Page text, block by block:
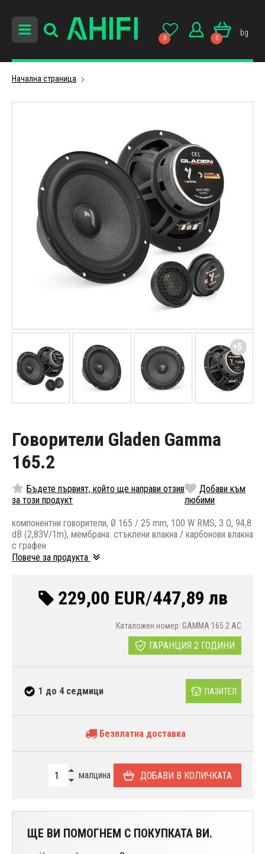
0 0
bg
Начална страница
Говорители Gladen Gamma
165.2
Бъдете първият, който ще направи отзив
за този продукт
Добави към
любими
компонентни говорители, Ø 165 / 25 mm, 100 W RMS, 3 Ω, 94,8
dB (2,83V/1m), мембрана: стъклени влакна / карбонови влакна
с графен
Повече за продукта
229,00 EUR/447,89 лв
Каталожен номер: GAMMA 165.2 AC
ГАРАНЦИЯ 2 ГОДИНИ
1 до 4 седмици ПАЗИТЕЛ
Безплатна доставка
малцина ДОБАВИ В КОЛИЧКАТА
ЩЕ ВИ ПОМОГНЕМ С ПОКУПКАТА ВИ.
+5